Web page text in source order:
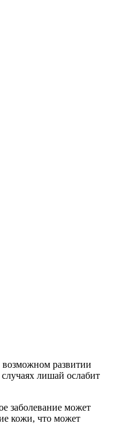
возможном развитии
лишай ослабит
заболевание может
кожи, что может